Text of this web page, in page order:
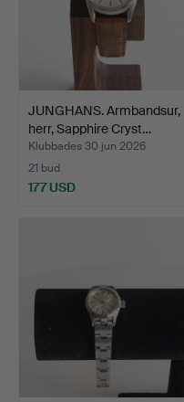
JUNGHANS. Armbandsur,
herr, Sapphire Cryst…
Klubbades 30 jun 2026
21 bud
177 USD